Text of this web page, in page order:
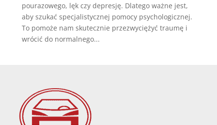
pourazowego, lęk czy depresję. Dlatego ważne jest,
aby szukać specjalistycznej pomocy psychologicznej.
To pomoże nam skutecznie przezwyciężyć traumę i
wrócić do normalnego...